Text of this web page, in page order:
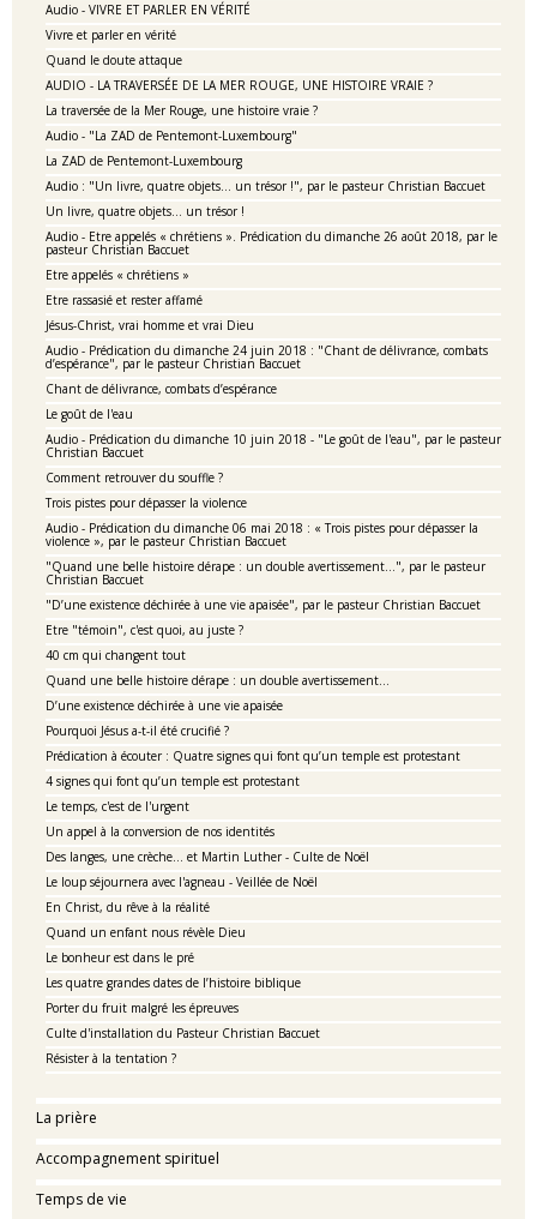
Audio - VIVRE ET PARLER EN VÉRITÉ
Vivre et parler en vérité
Quand le doute attaque
AUDIO - LA TRAVERSÉE DE LA MER ROUGE, UNE HISTOIRE VRAIE ?
La traversée de la Mer Rouge, une histoire vraie ?
Audio - "La ZAD de Pentemont-Luxembourg"
La ZAD de Pentemont-Luxembourg
Audio : "Un livre, quatre objets… un trésor !", par le pasteur Christian Baccuet
Un livre, quatre objets… un trésor !
Audio - Etre appelés « chrétiens ». Prédication du dimanche 26 août 2018, par le
pasteur Christian Baccuet
Etre appelés « chrétiens »
Etre rassasié et rester affamé
Jésus-Christ, vrai homme et vrai Dieu
Audio - Prédication du dimanche 24 juin 2018 : "Chant de délivrance, combats
d’espérance", par le pasteur Christian Baccuet
Chant de délivrance, combats d’espérance
Le goût de l'eau
Audio - Prédication du dimanche 10 juin 2018 - "Le goût de l'eau", par le pasteur
Christian Baccuet
Comment retrouver du souffle ?
Trois pistes pour dépasser la violence
Audio - Prédication du dimanche 06 mai 2018 : « Trois pistes pour dépasser la
violence », par le pasteur Christian Baccuet
"Quand une belle histoire dérape : un double avertissement…", par le pasteur
Christian Baccuet
"D’une existence déchirée à une vie apaisée", par le pasteur Christian Baccuet
Etre "témoin", c'est quoi, au juste ?
40 cm qui changent tout
Quand une belle histoire dérape : un double avertissement…
D’une existence déchirée à une vie apaisée
Pourquoi Jésus a-t-il été crucifié ?
Prédication à écouter : Quatre signes qui font qu’un temple est protestant
4 signes qui font qu’un temple est protestant
Le temps, c'est de l'urgent
Un appel à la conversion de nos identités
Des langes, une crèche… et Martin Luther - Culte de Noël
Le loup séjournera avec l'agneau - Veillée de Noël
En Christ, du rêve à la réalité
Quand un enfant nous révèle Dieu
Le bonheur est dans le pré
Les quatre grandes dates de l’histoire biblique
Porter du fruit malgré les épreuves
Culte d'installation du Pasteur Christian Baccuet
Résister à la tentation ?
La prière
Accompagnement spirituel
Temps de vie